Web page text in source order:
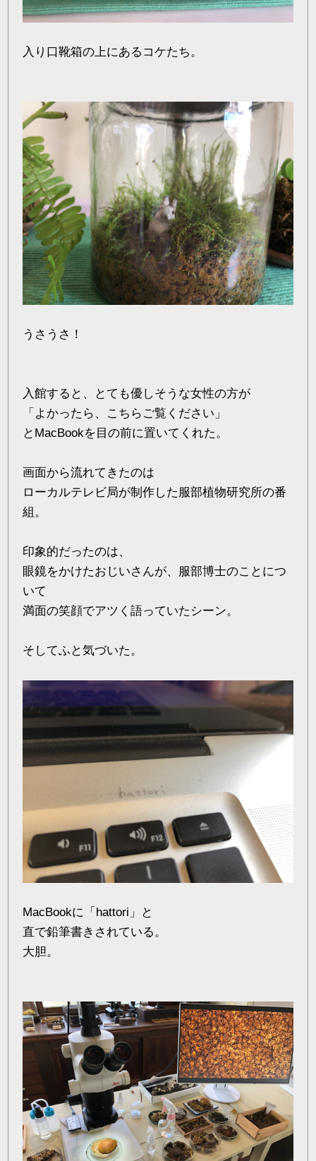
入り口靴箱の上にあるコケたち。
うさうさ！
入館すると、とても優しそうな女性の方が
「よかったら、こちらご覧ください」
とMacBookを目の前に置いてくれた。
画面から流れてきたのは
ローカルテレビ局が制作した服部植物研究所の番
組。
印象的だったのは、
眼鏡をかけたおじいさんが、服部博士のことにつ
いて
満面の笑顔でアツく語っていたシーン。
そしてふと気づいた。
MacBookに「hattori」と
直で鉛筆書きされている。
大胆。